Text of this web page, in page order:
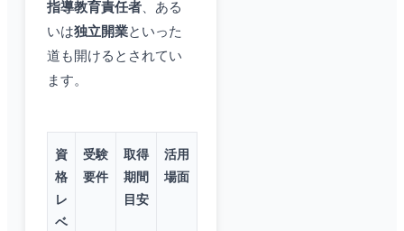
指導教育責任者 、ある
いは独立開業といった
道も開けるとされてい
ます。
資
格
レ
ベ
受験
要件
取得
期間
目安
活用
場面